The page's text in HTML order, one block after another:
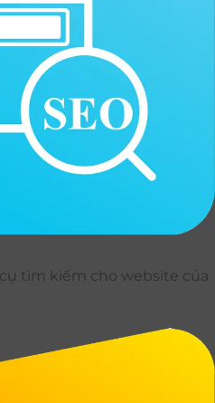
tìm kiếm cho website của